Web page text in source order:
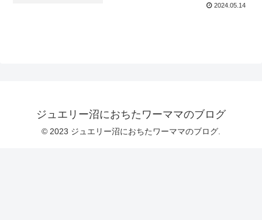
2024.05.14
ジュエリー沼におちたワーママのブログ
© 2023 ジュエリー沼におちたワーママのブログ.